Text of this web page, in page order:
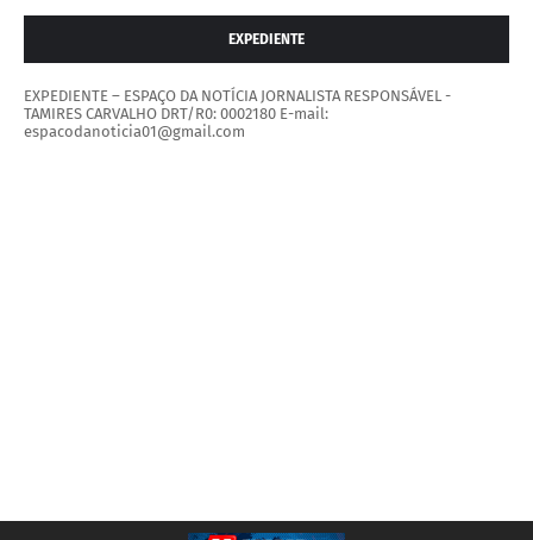
EXPEDIENTE
EXPEDIENTE – ESPAÇO DA NOTÍCIA JORNALISTA RESPONSÁVEL -
TAMIRES CARVALHO DRT/R0: 0002180 E-mail:
espacodanoticia01@gmail.com